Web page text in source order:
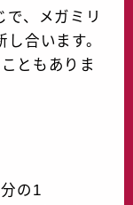
で、メガミリ
合います。
ともありま
の1